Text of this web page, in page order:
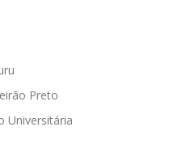
Preto
Universitária